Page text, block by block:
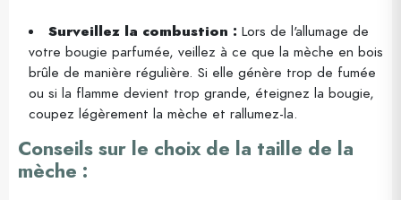
Surveillez la combustion : Lors de l'allumage de
votre bougie parfumée, veillez à ce que la mèche en bois
brûle de manière régulière. Si elle génère trop de fumée
ou si la flamme devient trop grande, éteignez la bougie,
coupez légèrement la mèche et rallumez-la.
Conseils sur le choix de la taille de la
mèche :